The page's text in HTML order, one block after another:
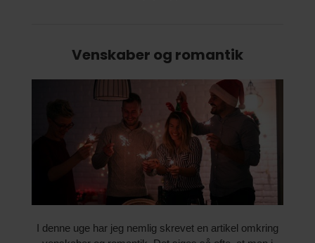
Venskaber og romantik
I denne uge har jeg nemlig skrevet en artikel omkring